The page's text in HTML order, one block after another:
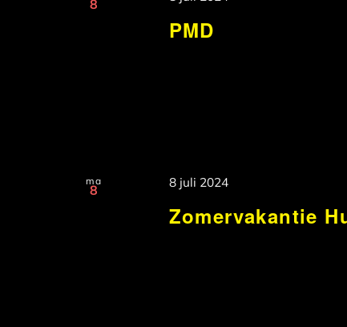
8
PMD
ma
8
Zomervakantie
8 juli 2024